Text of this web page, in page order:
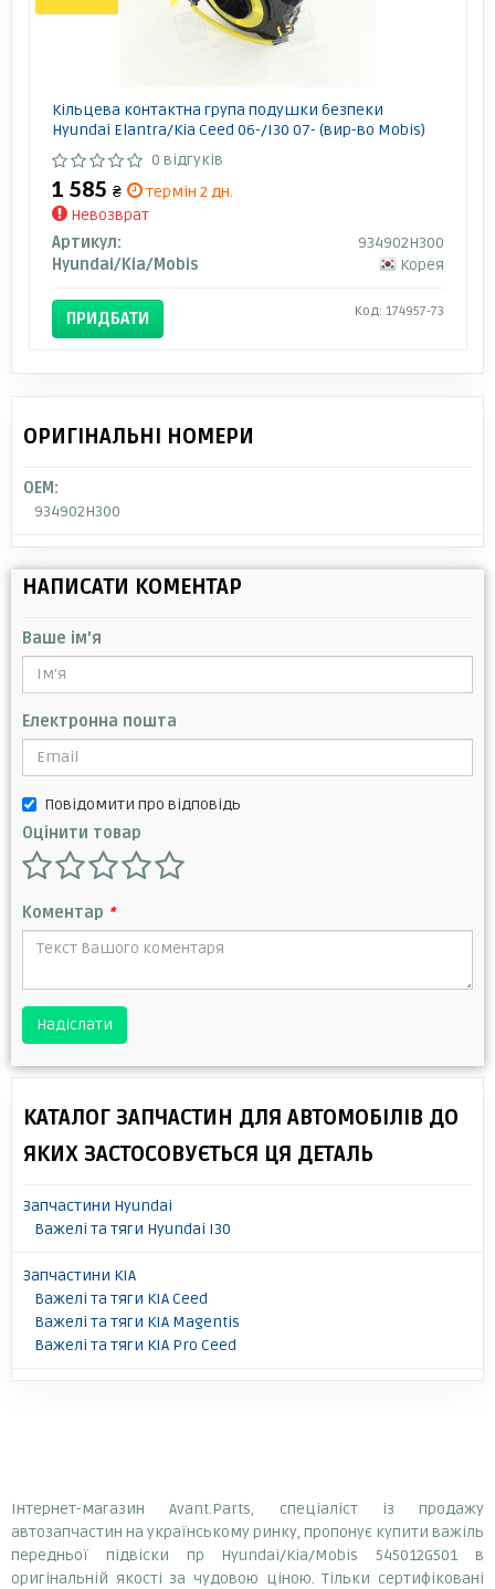
Кільцева контактна група подушки безпеки
Hyundai Elantra/Kia Ceed 06-/I30 07- (вир-во Mobis)
0 відгуків
1 585 ₴
термін 2 дн.
Невозврат
Артикул:
934902H300
Hyundai/Kia/Mobis
Корея
ПРИДБАТИ Код: 174957-73
ОРИГІНАЛЬНІ НОМЕРИ
OEM:
934902H300
НАПИСАТИ КОМЕНТАР
Ваше ім'я
Електронна пошта
Повідомити про відповідь
Оцінити товар
Коментар *
Надіслати
КАТАЛОГ ЗАПЧАСТИН ДЛЯ АВТОМОБІЛІВ ДО
ЯКИХ ЗАСТОСОВУЄТЬСЯ ЦЯ ДЕТАЛЬ
Запчастини Hyundai
Важелі та тяги Hyundai I30
Запчастини KIA
Важелі та тяги KIA Ceed
Важелі та тяги KIA Magentis
Важелі та тяги KIA Pro Ceed
Інтернет-магазин Avant.Parts, спеціаліст із продажу
автозапчастин на українському ринку, пропонує купити важіль
передньої підвіски пр Hyundai/Kia/Mobis 545012G501 в
оригінальній якості за чудовою ціною. Тільки сертифіковані